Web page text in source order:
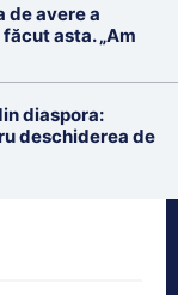
de avere a
asta. „Am
diaspora:
deschiderea de